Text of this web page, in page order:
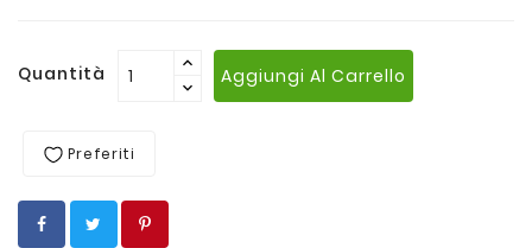
Quantità Aggiungi Al Carrello
Preferiti